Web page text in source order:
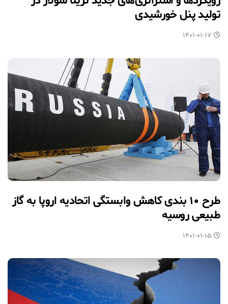
تولید پنل خورشیدی
۱۴۰۱-۰۱-۱۷
طرح ۱۰ بندی کاهش وابستگی اتحادیه اروپا به گاز
طبیعی روسیه
۱۴۰۱-۰۱-۱۵